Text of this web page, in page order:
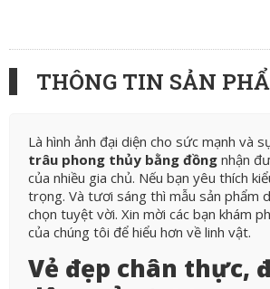
THÔNG TIN SẢN
Là hình ảnh đại diện cho sức mạnh và
trâu phong thủy bằng đồng nhận
của nhiều gia chủ. Nếu bạn yêu thích
trọng. Và tươi sáng thì mẫu sản phẩm
chọn tuyệt vời. Xin mời các bạn khám
của chúng tôi để hiểu hơn về linh vật.
Vẻ đẹp chân thực,